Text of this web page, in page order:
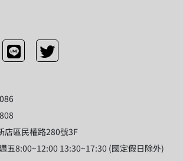
店區民權路280號3F
五8:00~12:00 13:30~17:30 (國定假日除外)